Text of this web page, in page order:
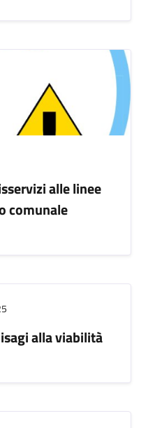
alle linee
comunale
alla viabilità